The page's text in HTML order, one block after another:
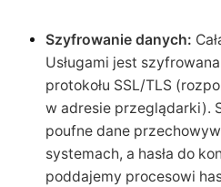
Szyfrowanie danych:
Usługami jest
protokołu SSL/TLS
w adresie przeglądarki).
poufne dane
systemach, a hasła do
poddajemy procesowi